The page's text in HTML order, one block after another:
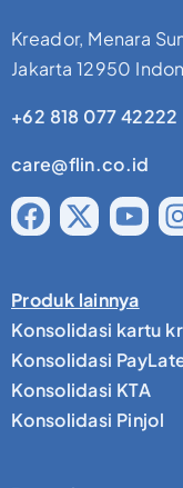
Kreador, Menara
Jakarta 12950
+62 818 077 42222
care@flin.co.id
Produk lainnya
Konsolidasi kartu
Konsolidasi
Konsolidasi KTA
Konsolidasi Pinjol